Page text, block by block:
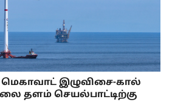
மெகாவாட் இழுவிசை-கால்
தளம் செயல்பாட்டிற்கு